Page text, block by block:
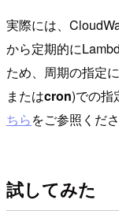
実際には、
から定期的に
ため、周期の指定
またはcron)での指
ちらをご参照くださ
試してみた